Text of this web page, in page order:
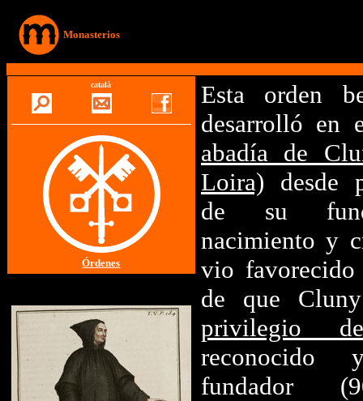
Monasterios
català
Órdenes
Esta orden
desarrolló en
abadía de
Loira) desde
de su
nacimiento y
vio
de que
privilegio
fundador